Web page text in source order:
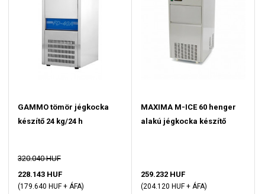
GAMMO tömör jégkocka
készítő 24 kg/24 h
320.040 HUF
228.143 HUF
(179.640 HUF + ÁFA)
MAXIMA M-ICE 60 henger
alakú jégkocka készítő
259.232 HUF
(204.120 HUF + ÁFA)